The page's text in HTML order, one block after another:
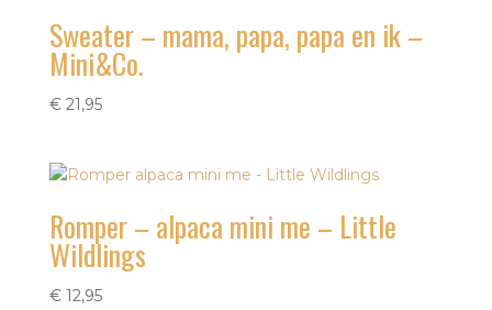
Sweater – mama, papa, papa en ik –
Mini&Co.
€21,95
Romper – alpaca mini me – Little
Wildlings
€12,95